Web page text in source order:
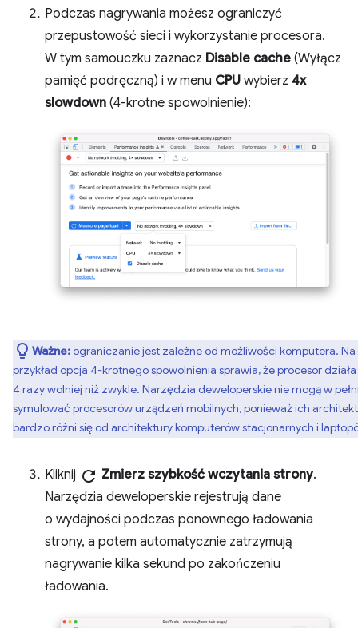
Podczas nagrywania możesz ograniczyć
przepustowość sieci i wykorzystanie procesora.
W tym samouczku zaznacz Disable cache (Wyłącz
pamięć podręczną) i w menu CPU wybierz 4x
slowdown (4-krotne spowolnienie):
Ważne:ograniczanie jest zależne od możliwości komputera. Na
przykład opcja 4-krotnego spowolnienia sprawia, że procesor działa
4 razy wolniej niż zwykle. Narzędzia deweloperskie nie mogą w
symulować procesorów urządzeń mobilnych, ponieważ ich
bardzo różni się od architektury komputerów stacjonarnych i
Kliknij refresh Zmierz szybkość wczytania strony.
Narzędzia deweloperskie rejestrują dane
o wydajności podczas ponownego ładowania
strony, a potem automatycznie zatrzymują
nagrywanie kilka sekund po zakończeniu
ładowania.